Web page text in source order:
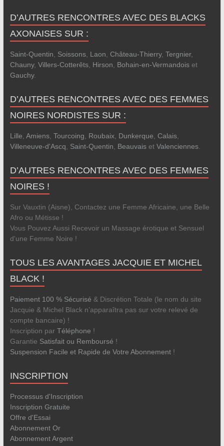
D’AUTRES RENCONTRES AVEC DES BLACKS
AXONAISES SUR :
Saint-Quentin Soissons, Laon Château-Thierry, Tergnier,
Chauny, Villers-Cotterêts, Hirson Bohain-en-Vermandoiset
Gauchy.
D’AUTRES RENCONTRES AVEC DES FEMMES
NOIRES NORDISTES SUR :
Lille Amiens, Tourcoing Roubaix, Dunkerque Calais,
Villeneuve-d'Ascq
Saint-Quentin Beauvaiset Valenciennes.
D’AUTRES RENCONTRES AVEC DES FEMMES
NOIRES !
Sur Vauxtin (Aisne), Contactez une Femme Africaine, une Belle
Afro ou Métisse !
Vous Pouvez Aussi Recevoir un Massage érotique et Sensuel
d'une Femme Noire !
TOUS LES AVANTAGES JACQUIE ET MICHEL
BLACK !
Paiement 100 % Sécurisé & Discrétion Totale (le nom du site
Jacquie & Michel Black n’apparaîtra pas sur votre relevé de
compte bancaire) !
Inscription par Téléphone !
Garantie Satisfait ou Remboursé !
Suspension Facile et Rapide de Votre Abonnement!
INSCRIPTION
Processus d'Inscription
Inscription Gratuite
Offre d'Essai
Abonnement Or
Abonnement Argent